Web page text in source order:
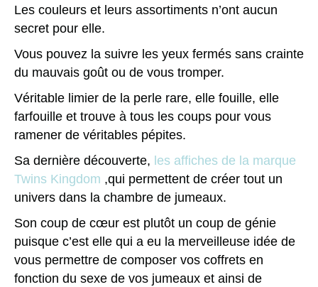
Les couleurs et leurs assortiments n’ont aucun
secret pour elle.
Vous pouvez la suivre les yeux fermés sans crainte
du mauvais goût ou de vous tromper.
Véritable limier de la perle rare, elle fouille, elle
farfouille et trouve à tous les coups pour vous
ramener de véritables pépites.
Sa dernière découverte, les affiches de la marque
Twins Kingdom ,qui permettent de créer tout un
univers dans la chambre de jumeaux.
Son coup de cœur est plutôt un coup de génie
puisque c’est elle qui a eu la merveilleuse idée de
vous permettre de composer vos coffrets en
fonction du sexe de vos jumeaux et ainsi de